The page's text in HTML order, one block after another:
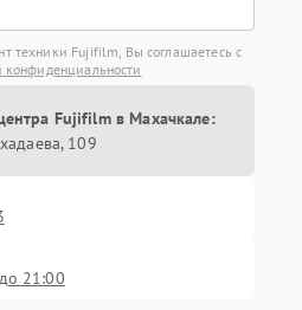
техники Fujifilm, Вы соглашаетесь с
Fujifilm в Махачкале:
109
21:00